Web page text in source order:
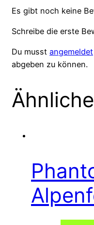
Es gibt noch keine
Schreibe die erste
Du musst angemeldet
abgeben zu können.